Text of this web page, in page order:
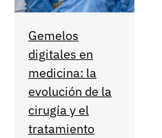
Gemelos
digitales en
medicina: la
evolución de la
cirugía y el
tratamiento